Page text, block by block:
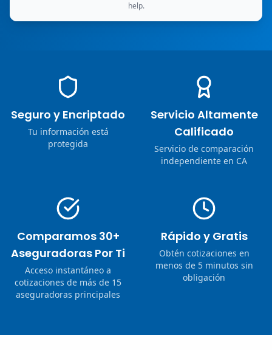
help.
Seguro y Encriptado
Tu información está
protegida
Servicio Altamente
Calificado
Servicio de comparación
independiente en CA
Comparamos 30+
Aseguradoras Por Ti
Acceso instantáneo a
cotizaciones de más de 15
aseguradoras principales
Rápido y Gratis
Obtén cotizaciones en
menos de 5 minutos sin
obligación